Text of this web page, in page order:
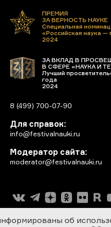
ПРЕМИЯ
ЗА ВЕРНОСТЬ НАУКЕ
Специальная
«Российская наука —
2024
ЗА ВКЛАД В
В СФЕРЕ «НАУКА И
Лучший
года
2024
8 (499) 700-07-90
Для справок:
info@festivalnauki.ru
Модератор сайта:
moderator@festivalnauki.ru
об